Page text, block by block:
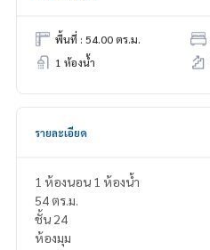
พื้นที่ : 54.00 ตร.ม.
1 ห้องน้ำ
รายละเอียด
1 ห้องนอน 1 ห้องน้ำ
54 ตร.ม.
ชั้น 24
ห้องมุม